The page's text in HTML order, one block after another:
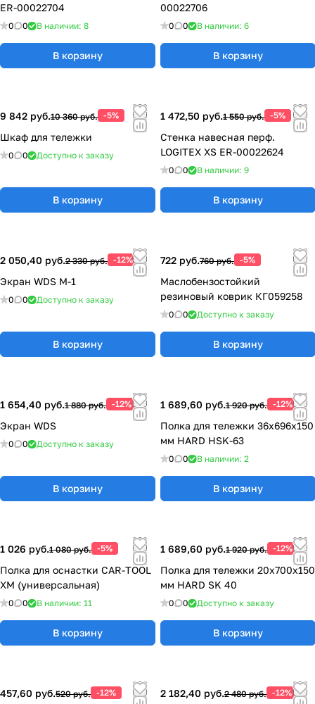
ER-00022704
0 0 В наличии: 8
В корзину
00022706
0 0 В наличии: 6
В корзину
9 842 руб.10 360 руб. -5%
Шкаф для тележки
0 0 Доступно к заказу
В корзину
1 472,50 руб.1 550 руб. -5%
Стенка навесная перф.
LOGITEX XS ER-00022624
0 0 В наличии: 9
В корзину
2 050,40 руб.2 330 руб. -12%
Экран WDS M-1
0 0 Доступно к заказу
В корзину
722 руб.760 руб. -5%
Маслобензостойкий
резиновый коврик КГ059258
0 0 Доступно к заказу
В корзину
1 654,40 руб.1 880 руб. -12%
Экран WDS
0 0 Доступно к заказу
В корзину
1 689,60 руб.1 920 руб. -12%
Полка для тележки 36x696x150
мм HARD HSK-63
0 0 В наличии: 2
В корзину
1 026 руб.1 080 руб. -5%
Полка для оснастки CAR-TOOL
XM (универсальная)
0 0 В наличии: 11
В корзину
1 689,60 руб.1 920 руб. -12%
Полка для тележки 20x700x150
мм HARD SK 40
0 0 Доступно к заказу
В корзину
457,60 руб.520 руб. -12% 2 182,40 руб.2 480 руб. -12%